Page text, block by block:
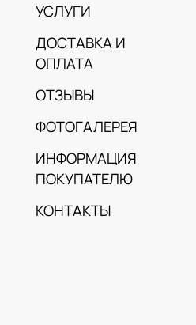
УСЛУГИ
ДОСТАВКА И
ОПЛАТА
ОТЗЫВЫ
ФОТОГАЛЕРЕЯ
ИНФОРМАЦИЯ
ПОКУПАТЕЛЮ
КОНТАКТЫ